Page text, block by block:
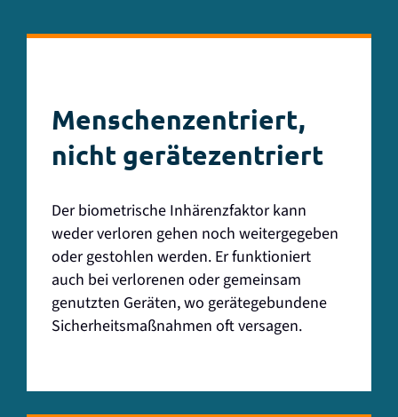
Menschenzentriert,
nicht gerätezentriert
Der biometrische Inhärenzfaktor kann
weder verloren gehen noch weitergegeben
oder gestohlen werden. Er funktioniert
auch bei verlorenen oder gemeinsam
genutzten Geräten, wo gerätegebundene
Sicherheitsmaßnahmen oft versagen.